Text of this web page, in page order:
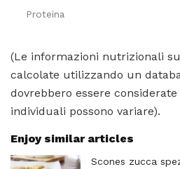
Proteina
(Le informazioni nutrizionali
calcolate utilizzando un
dovrebbero essere
individuali possono variare).
Enjoy similar articles
Scones zucca